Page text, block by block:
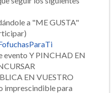
a "ME GUSTA"
evento Y PINCHAD EN
EN VUESTRO
imprescindible para